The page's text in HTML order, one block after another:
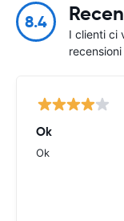
8.4
I clienti ci
recensioni
Ok
Ok